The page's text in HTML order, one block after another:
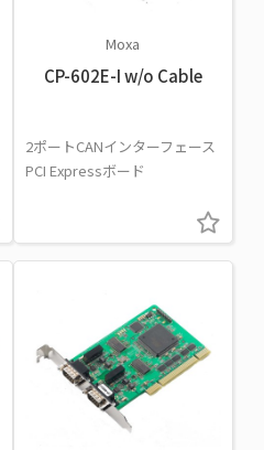
Moxa
CP-602E-I w/o Cable
2ポートCANインターフェース
PCI Expressボード